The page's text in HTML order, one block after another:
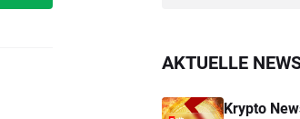
AKTUELLE
Krypto